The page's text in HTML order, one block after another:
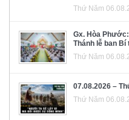
Thứ Năm
Gx. Hòa
Thánh lễ ban Bí
Thứ Năm
07.08.2026 –
Thứ Năm